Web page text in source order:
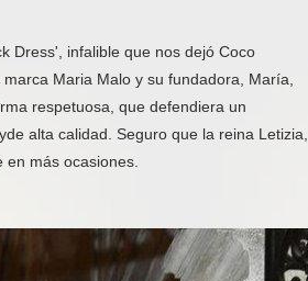
Dress', infalible que nos dejó Coco
Maria Malo y su fundadora, María,
respetuosa, que defendiera un
alta calidad. Seguro que la reina Letizia,
en más ocasiones.